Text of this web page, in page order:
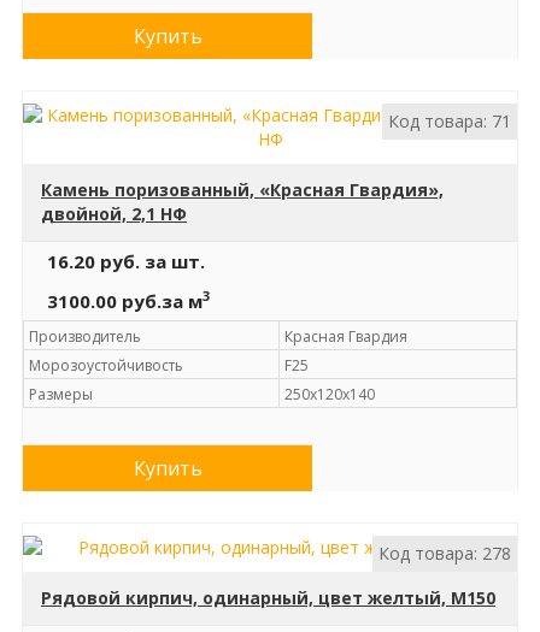
Купить
Код товара: 71
Камень поризованный, «Красная Гвардия»,
двойной, 2,1 НФ
16.20 руб. за шт.
3100.00 руб.за м3
Производитель
Красная Гвардия
Морозоустойчивость
F25
Размеры
250х120х140
Купить
Код товара: 278
Рядовой кирпич, одинарный, цвет желтый, М150